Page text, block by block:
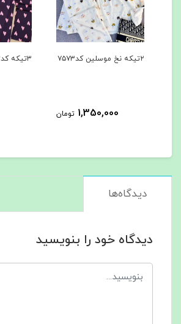
۲تیکه نخ موسلین کد۷۵۷۳
1,350,000 تومان
۳تیکه کد۷۵۶۲
دیدگاه‌ها
دیدگاه خود را بنویسید